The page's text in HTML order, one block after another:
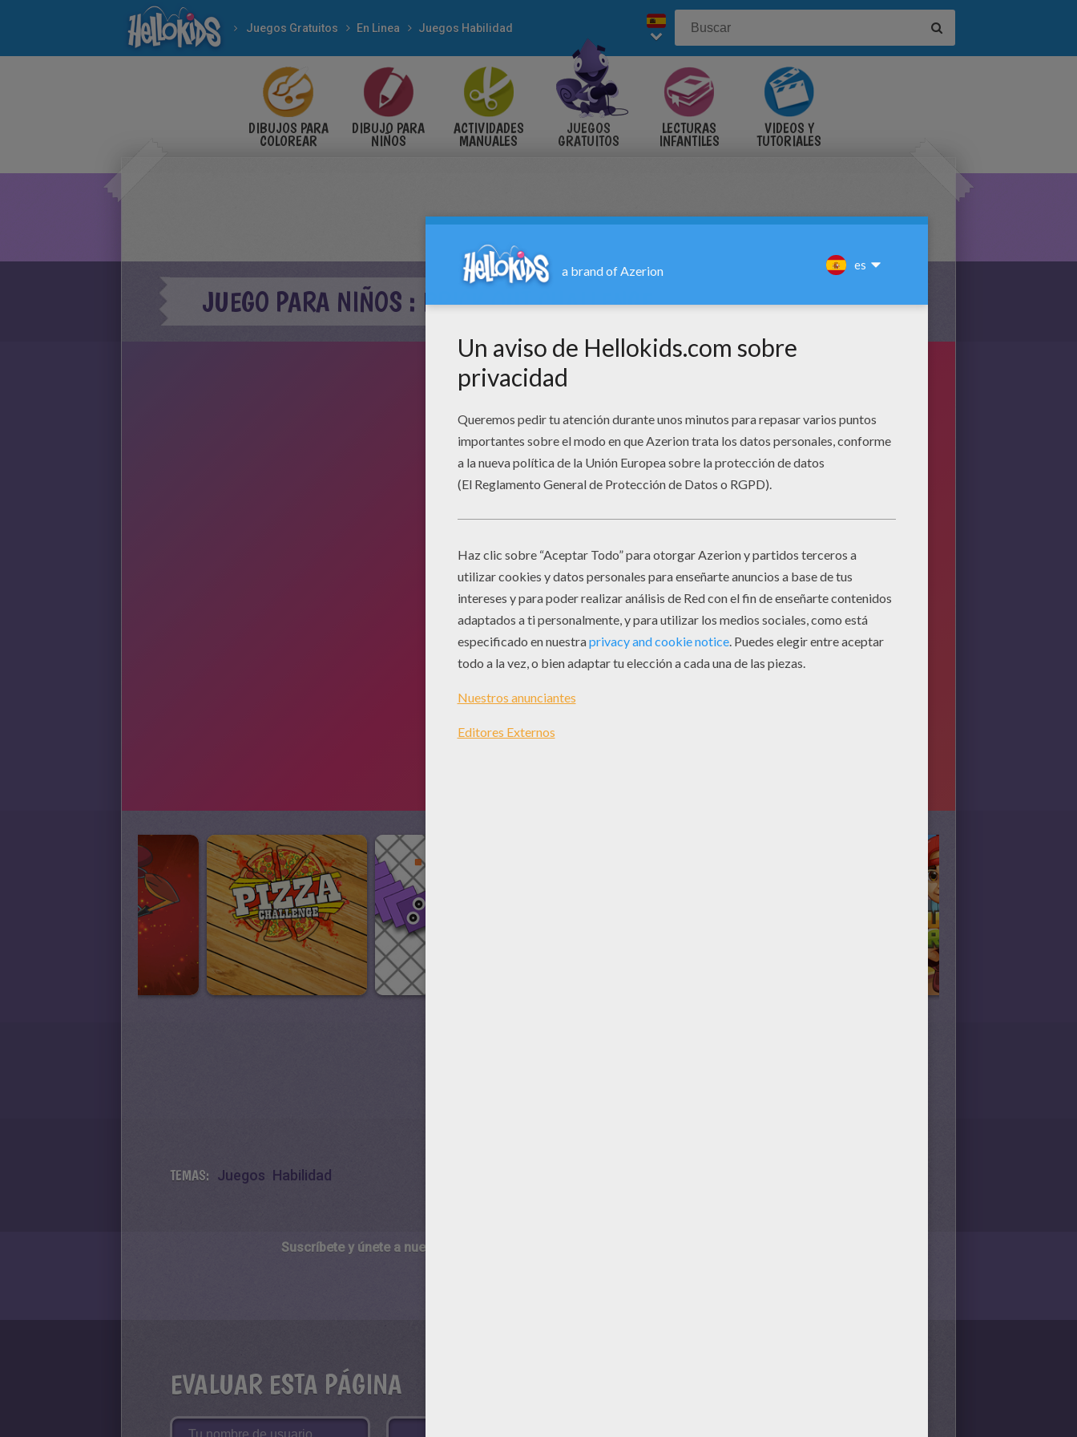
Juegos Gratuitos En Linea Juegos Habilidad
DIBUJOS PARA
COLOREAR
DIBUJO PARA
NIÑOS
ACTIVIDADES
MANUALES
JUEGOS
GRATUITOS
LECTURAS
INFANTILES
VIDEOS Y
TUTORIALES
JUEGO PARA NIÑOS : BRICK OUT CHALLENGE
TEMAS: Juegos Habilidad
Suscríbete y únete a nuestro canal de vídeos para niños en Youtube:
EVALUAR ESTA PÁGINA